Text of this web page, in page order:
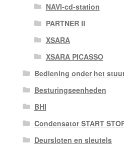
NAVI-cd-station
PARTNER II
XSARA
XSARA PICASSO
Bediening onder het
Besturingseenheden
BHI
Condensator START
Deursloten en sleutels